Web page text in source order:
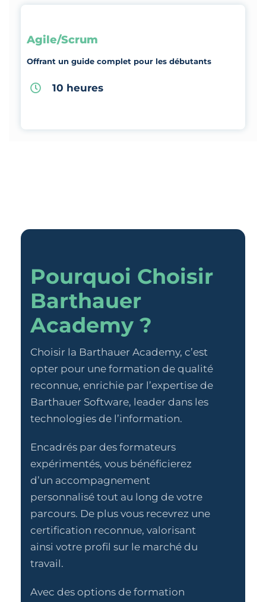
Agile/Scrum
Offrant un guide complet pour les débutants
10 heures
Pourquoi Choisir
Barthauer
Academy ?
Choisir la Barthauer Academy, c’est
opter pour une formation de qualité
reconnue, enrichie par l’expertise de
Barthauer Software, leader dans les
technologies de l’information.
Encadrés par des formateurs
expérimentés, vous bénéficierez
d’un accompagnement
personnalisé tout au long de votre
parcours. De plus vous recevrez une
certification reconnue, valorisant
ainsi votre profil sur le marché du
travail.
Avec des options de formation